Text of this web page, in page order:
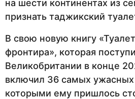
на шести континентах из
признать таджикский
В свою новую книгу
фронтира», которая
Великобритании в конце
включил 36 самых ужасных
которыми ему пришлось